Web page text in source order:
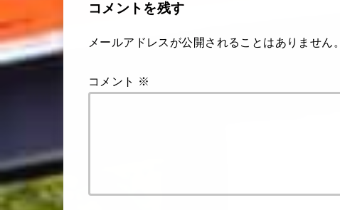
コメントを残す
メールアドレスが公開されることはありません。
コメント ※